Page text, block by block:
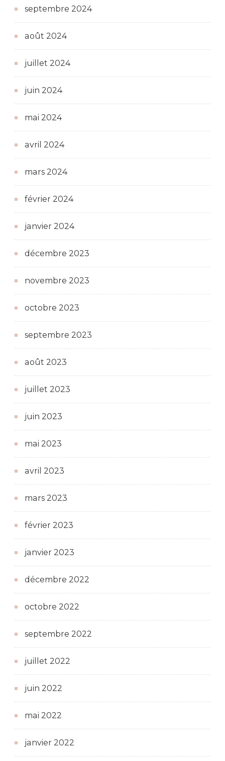
septembre 2024
août 2024
juillet 2024
juin 2024
mai 2024
avril 2024
mars 2024
février 2024
janvier 2024
décembre 2023
novembre 2023
octobre 2023
septembre 2023
août 2023
juillet 2023
juin 2023
mai 2023
avril 2023
mars 2023
février 2023
janvier 2023
décembre 2022
octobre 2022
septembre 2022
juillet 2022
juin 2022
mai 2022
janvier 2022